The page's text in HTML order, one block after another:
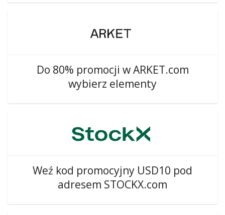
Do 80% promocji w ARKET.com
wybierz elementy
Weź kod promocyjny USD10 pod
adresem STOCKX.com